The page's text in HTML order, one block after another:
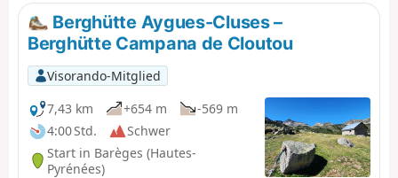
der Lac d’Aumar, der Lac d’Aubert und der Lac de l’Oule
gehören.Berghütte Aygues-Cluses –
Berghütte Campana de Cloutou
Visorando-Mitglied
7,43 km
+654 m
-569 m
4:00 Std.
Schwer
Start in Barèges (Hautes-
Pyrénées)